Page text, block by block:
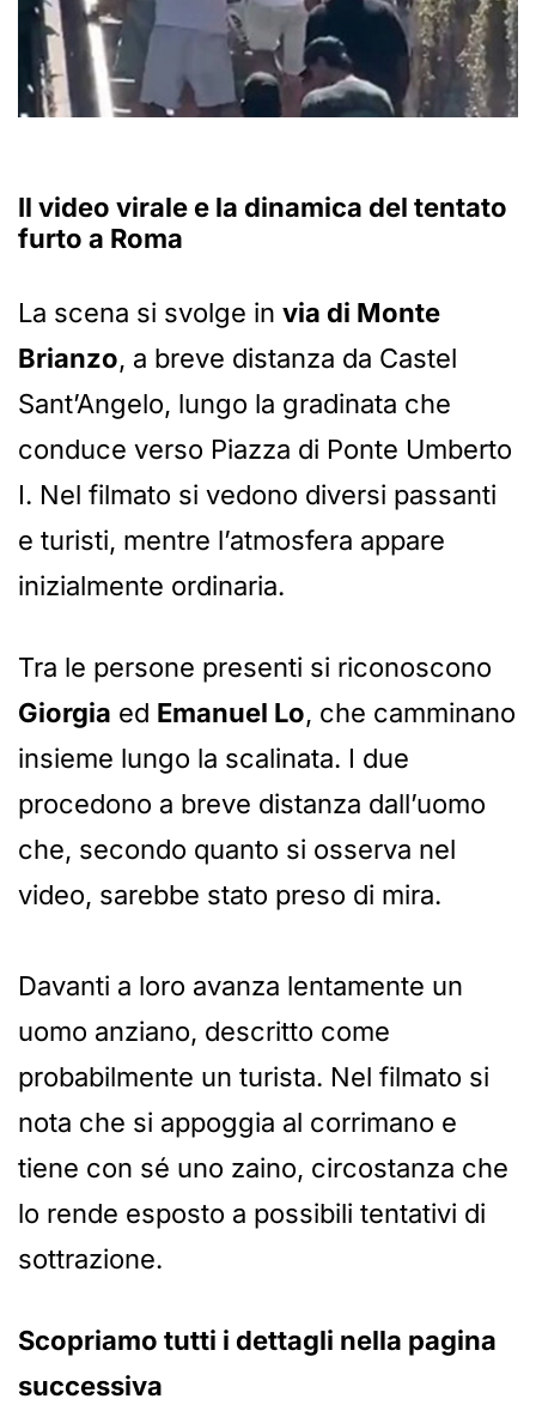
Il video virale e la dinamica del tentato
furto a Roma
La scena si svolge in via di Monte
Brianzo, a breve distanza da Castel
Sant’Angelo, lungo la gradinata che
conduce verso Piazza di Ponte Umberto
I. Nel filmato si vedono diversi passanti
e turisti, mentre l’atmosfera appare
inizialmente ordinaria.
Tra le persone presenti si riconoscono
Giorgia ed Emanuel Lo, che camminano
insieme lungo la scalinata. I due
procedono a breve distanza dall’uomo
che, secondo quanto si osserva nel
video, sarebbe stato preso di mira.
Davanti a loro avanza lentamente un
uomo anziano, descritto come
probabilmente un turista. Nel filmato si
nota che si appoggia al corrimano e
tiene con sé uno zaino, circostanza che
lo rende esposto a possibili tentativi di
sottrazione.
Scopriamo tutti i dettagli nella pagina
successiva